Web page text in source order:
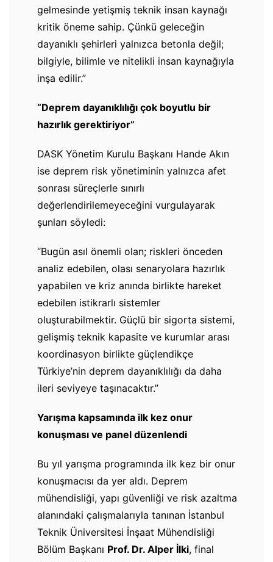
gelmesinde yetişmiş teknik insan kaynağı
kritik öneme sahip. Çünkü geleceğin
dayanıklı şehirleri yalnızca betonla değil;
bilgiyle, bilimle ve nitelikli insan kaynağıyla
inşa edilir.”
“Deprem dayanıklılığı çok boyutlu bir
hazırlık gerektiriyor”
DASK Yönetim Kurulu Başkanı Hande Akın
ise deprem risk yönetiminin yalnızca afet
sonrası süreçlerle sınırlı
değerlendirilemeyeceğini vurgulayarak
şunları söyledi:
“Bugün asıl önemli olan; riskleri önceden
analiz edebilen, olası senaryolara hazırlık
yapabilen ve kriz anında birlikte hareket
edebilen istikrarlı sistemler
oluşturabilmektir. Güçlü bir sigorta sistemi,
gelişmiş teknik kapasite ve kurumlar arası
koordinasyon birlikte güçlendikçe
Türkiye’nin deprem dayanıklılığı da daha
ileri seviyeye taşınacaktır.”
Yarışma kapsamında ilk kez onur
konuşması ve panel düzenlendi
Bu yıl yarışma programında ilk kez bir onur
konuşmacısı da yer aldı. Deprem
mühendisliği, yapı güvenliği ve risk azaltma
alanındaki çalışmalarıyla tanınan İstanbul
Teknik Üniversitesi İnşaat Mühendisliği
Bölüm Başkanı Prof. Dr. Alper İlki, final